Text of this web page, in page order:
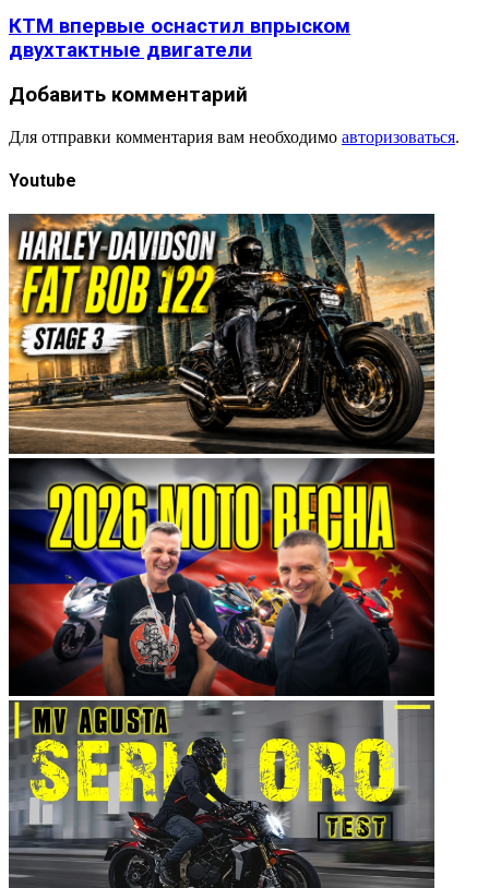
КTM впервые оснастил впрыском
двухтактные двигатели
Добавить комментарий
Для отправки комментария вам необходимо авторизоваться.
Youtube